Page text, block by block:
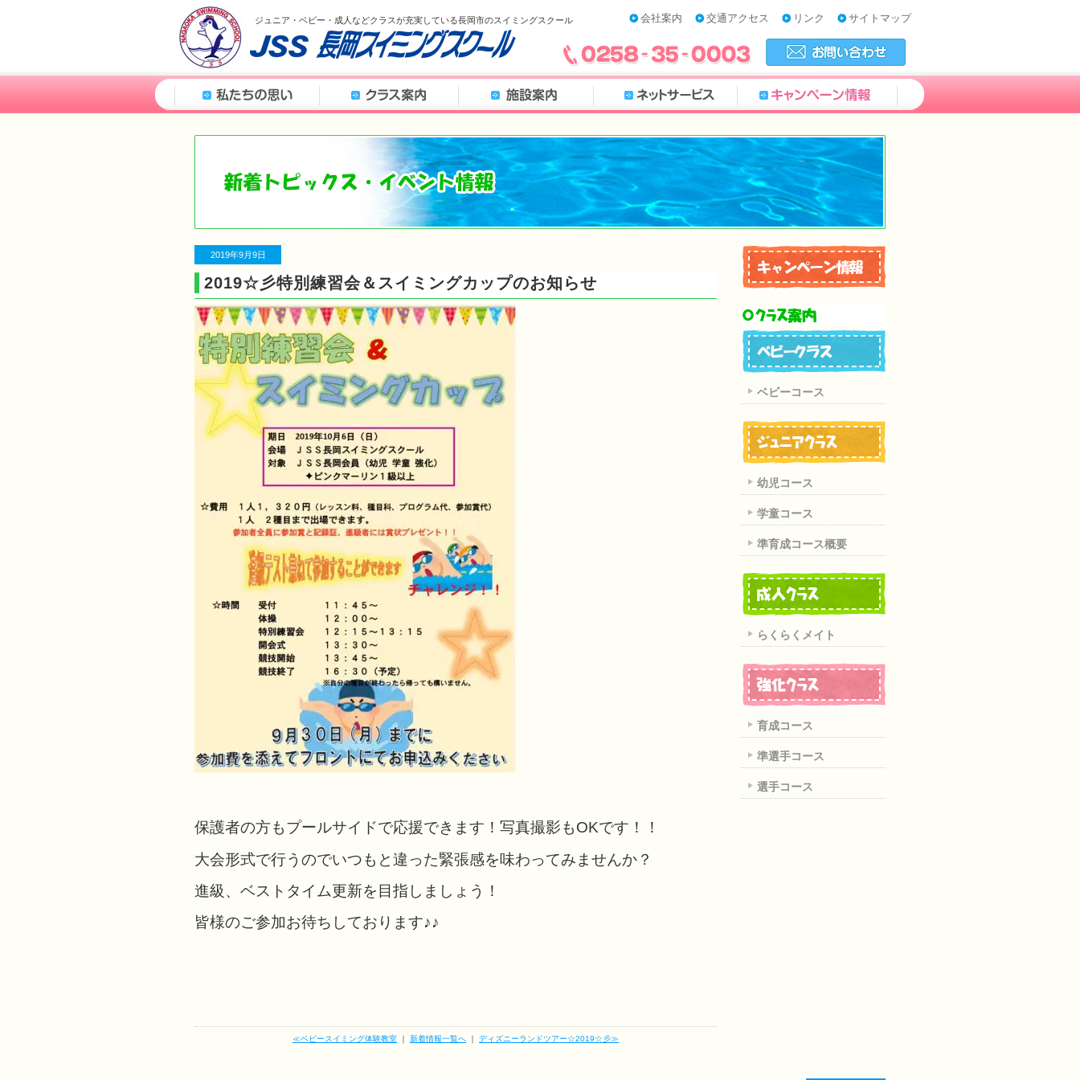
ジュニア・ベビー・成人などクラスが充実している長岡市のスイミングスクール 会社案内 交通アクセス リンク サイトマップ
2019年9月9日
2019☆彡特別練習会＆スイミングカップのお知らせ
保護者の方もプールサイドで応援できます！写真撮影もOKです！！
大会形式で行うのでいつもと違った緊張感を味わってみませんか？
進級、ベストタイム更新を目指しましょう！
皆様のご参加お待ちしております♪♪
≪ベビースイミング体験教室 ｜ 新着情報一覧へ ｜ ディズニーランドツアー☆2019☆彡≫
ベビーコース
幼児コース
学童コース
準育成コース概要
らくらくメイト
育成コース
準選手コース
選手コース